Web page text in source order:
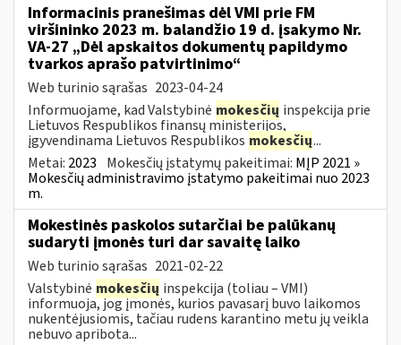
Informacinis pranešimas dėl VMI prie FM
viršininko 2023 m. balandžio 19 d. įsakymo Nr.
VA-27 „Dėl apskaitos dokumentų papildymo
tvarkos aprašo patvirtinimo“
Web turinio sąrašas 2023-04-24
Informuojame, kad Valstybinė mokesčių inspekcija prie
Lietuvos Respublikos finansų ministerijos,
įgyvendinama Lietuvos Respublikos mokesčių...
Metai: 2023 Mokesčių įstatymų pakeitimai: MĮP 2021 »
Mokesčių administravimo įstatymo pakeitimai nuo 2023
m.
Mokestinės paskolos sutarčiai be palūkanų
sudaryti įmonės turi dar savaitę laiko
Web turinio sąrašas 2021-02-22
Valstybinė mokesčių inspekcija (toliau – VMI)
informuoja, jog įmonės, kurios pavasarį buvo laikomos
nukentėjusiomis, tačiau rudens karantino metu jų veikla
nebuvo apribota...